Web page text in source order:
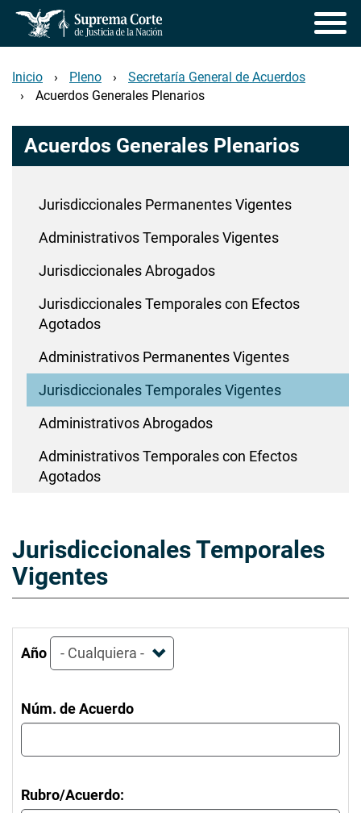
Pasar
contenido
principal
Inicio Pleno
Secretaría General de Acuerdos
Acuerdos Generales Plenarios
Acuerdos Generales Plenarios
Jurisdiccionales Permanentes Vigentes
Administrativos Temporales Vigentes
Jurisdiccionales Abrogados
Jurisdiccionales Temporales con Efectos
Agotados
Administrativos Permanentes Vigentes
Jurisdiccionales Temporales Vigentes
Administrativos Abrogados
Administrativos Temporales con Efectos
Agotados
Jurisdiccionales Temporales
Vigentes
Año
Núm. de Acuerdo
Rubro/Acuerdo: